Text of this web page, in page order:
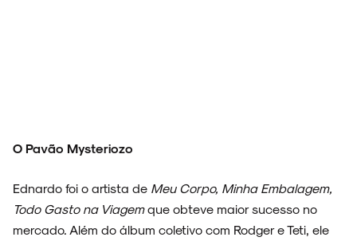
O Pavão Mysteriozo
Ednardo foi o artista de Meu Corpo, Minha Embalagem,
Todo Gasto na Viagemque obteve maior sucesso no
mercado. Além do álbum coletivo com Rodger e Teti, ele